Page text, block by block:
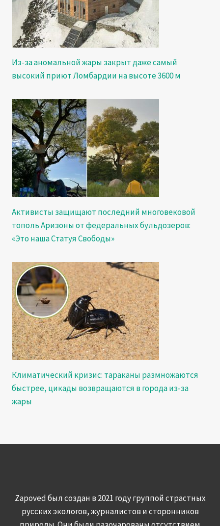
Из-за аномальной жары закрыт даже самый
высокий приют Ломбардии на высоте 3600 м
Активисты защищают последний многовековой
тополь Аризоны от федеральных бульдозеров:
«Это наша Статуя Свободы»
Климатический кризис: тараканы размножаются
быстрее, цикады возвращаются в города из-за
жары
Zapoved был создан в 2021 году группой страстных
русских экологов, журналистов и сторонников